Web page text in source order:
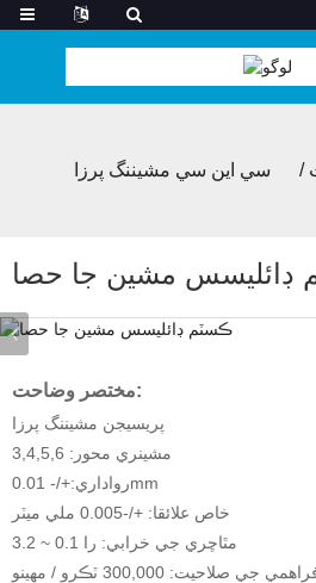
سي اين سي مشيننگ پرزا
ڊائليسس مشين جا حصا
مختصر وضاحت:
پريسيجن مشيننگ پرزا
مشينري محور: 3,4,5,6
رواداري:+/- 0.01mm
خاص علائقا: +/-0.005 ملي ميٽر
مٿاڇري جي خرابي: را 0.1 ~ 3.2
جي صلاحيت: 300,000 ٽڪرو / مهينو